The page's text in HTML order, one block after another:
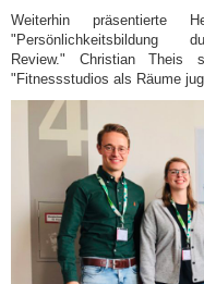
Weiterhin präsentierte
Review." Christian Theis
"Fitnessstudios als Räume